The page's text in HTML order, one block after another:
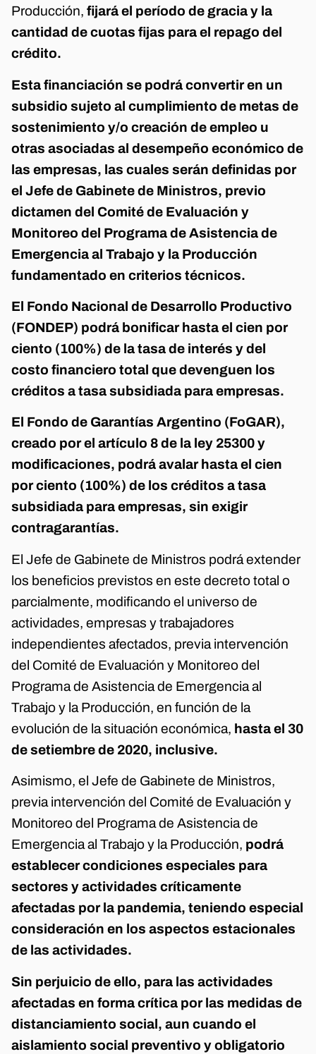
Producción, fijará el período de gracia y la
cantidad de cuotas fijas para el repago del
crédito.
Esta financiación se podrá convertir en un
subsidio sujeto al cumplimiento de metas de
sostenimiento y/o creación de empleo u
otras asociadas al desempeño económico de
las empresas, las cuales serán definidas por
el Jefe de Gabinete de Ministros, previo
dictamen del Comité de Evaluación y
Monitoreo del Programa de Asistencia de
Emergencia al Trabajo y la Producción
fundamentado en criterios técnicos.
El Fondo Nacional de Desarrollo Productivo
(FONDEP) podrá bonificar hasta el cien por
ciento (100%) de la tasa de interés y del
costo financiero total que devenguen los
créditos a tasa subsidiada para empresas.
El Fondo de Garantías Argentino (FoGAR),
creado por el artículo 8 de la ley 25300 y
modificaciones, podrá avalar hasta el cien
por ciento (100%) de los créditos a tasa
subsidiada para empresas, sin exigir
contragarantías.
El Jefe de Gabinete de Ministros podrá extender
los beneficios previstos en este decreto total o
parcialmente, modificando el universo de
actividades, empresas y trabajadores
independientes afectados, previa intervención
del Comité de Evaluación y Monitoreo del
Programa de Asistencia de Emergencia al
Trabajo y la Producción, en función de la
evolución de la situación económica, hasta el 30
de setiembre de 2020, inclusive.
Asimismo, el Jefe de Gabinete de Ministros,
previa intervención del Comité de Evaluación y
Monitoreo del Programa de Asistencia de
Emergencia al Trabajo y la Producción, podrá
establecer condiciones especiales para
sectores y actividades críticamente
afectadas por la pandemia, teniendo especial
consideración en los aspectos estacionales
de las actividades.
Sin perjuicio de ello, para las actividades
afectadas en forma crítica por las medidas de
distanciamiento social, aun cuando el
aislamiento social preventivo y obligatorio